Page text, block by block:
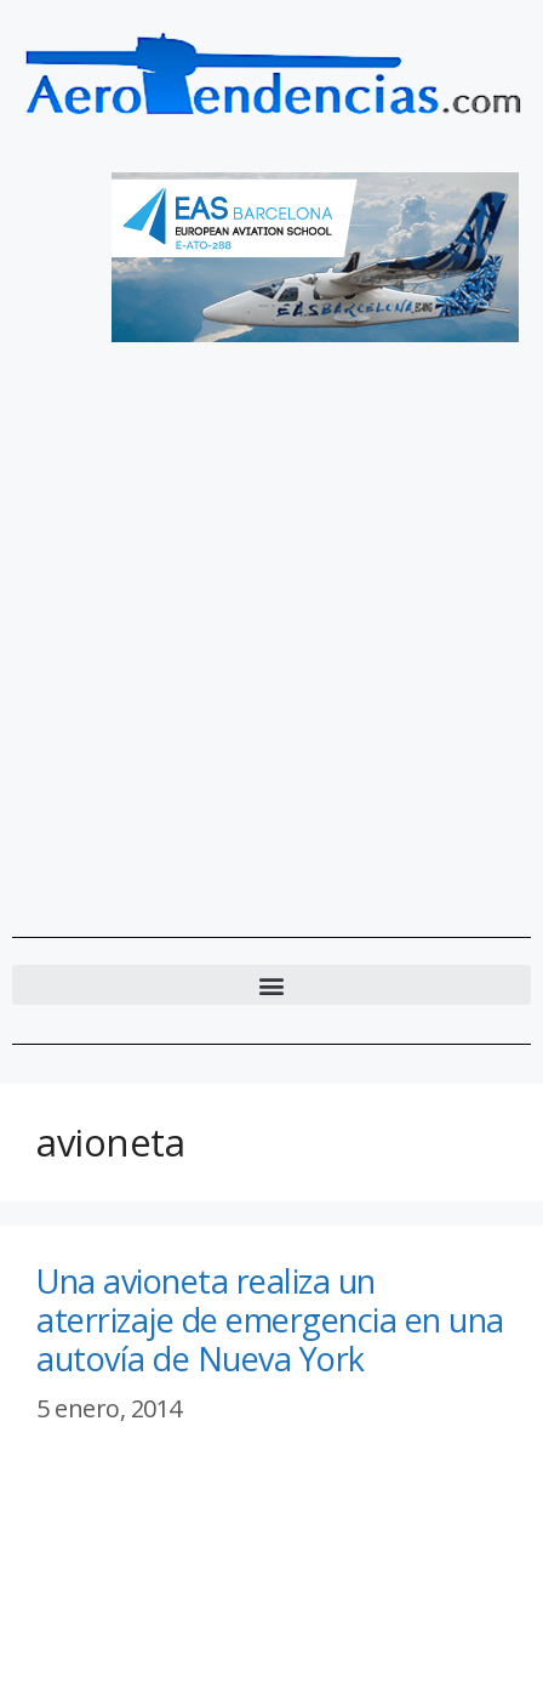
avioneta
Una avioneta realiza un
aterrizaje de emergencia en una
autovía de Nueva York
5 enero, 2014